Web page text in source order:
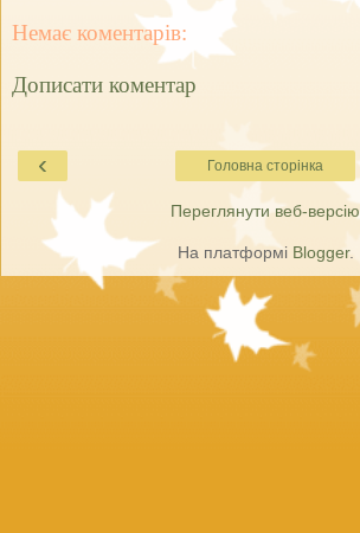
Немає коментарів:
Дописати коментар
‹ Головна сторінка
Переглянути веб-версію
На платформі Blogger.